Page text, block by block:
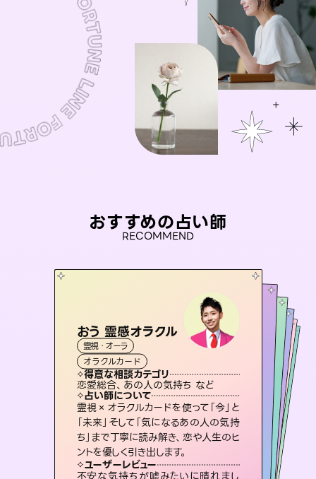
おすすめの占い師
RECOMMEND
おう 霊感オラクル
霊視・オーラ
オラクルカード
得意な相談カテゴリ
恋愛総合、あの人の気持ち など
占い師について
霊視×オラクルカードを使って「今」と
「未来」そして「気になるあの人の気持
ち」まで丁寧に読み解き、恋や人生のヒ
ントを優しく引き出します。
ユーザーレビュー
不安な気持ちが嘘みたいに晴れまし
アイリス -iris-
西洋占星術
ルーン
得意な相談カテゴリ
恋愛総合、片想い、二人の未来 など
占い師について
復縁、恋愛、不倫の行方、同性愛や片
思い、仕事関係や借金問題まで知りた
いことや心の負担になっていることを
紐解き、背中をそっと押して導きます。
ユーザーレビュー
安心感のあり、言い切ってくれる所や濁
さない鑑定のおかげで、毎回自分の気
セラピスト理恵
霊視・オーラ
スピリチュアル・リーディング
得意な相談カテゴリ
片想い、二人の未来、年の差 など
占い師について
連絡再開、復縁、成就などの報告実績
多数。セラピストとして2万超の施術経
験があるからこそできる鑑定で、より良
い未来をサポートします。
ユーザーレビュー
とても心温まる鑑定でした。しかもこち
らは何も言っていないのに視えていらっ
未来視師＊花
霊視・オーラ
スピリチュアル・リーディング
得意な相談カテゴリ
出逢い、片想い、復縁 など
占い師について
未来には何パターンもの選択肢があります。不安で視えにくくなっているあなたの素敵な未来を見つけ、その未来を選択できるようアドバイスします。
ユーザーレビュー
職場の人の性質や人間関係、本心など
本当によく視えていてびっくり。対策が
スピリチュアル・リーディング
得意な相談カテゴリ
片想い、あの人の気持ち、復縁 など
占い師について
恋愛のお悩みの中でも特に「曖昧な関
係」の相談を得意としており、友達以上
恋人未満なお相手との今後や本音を丁
寧に読み解き恋愛成就へと導きます。
ユーザーレビュー
鑑定していただいてアドバイス通りに行
動すると仲が復活してきました。ありが
霊視・オーラ
スピリチュアル・リーディング
得意な相談カテゴリ
片想い、あの人の気持ち、復縁 など
占い師について
3,700年以上の歴史を持つ東洋最古の
占術「易占」で詳細まで占い、幸せへ向
かう道筋を示します。厳しい結果にも具
体的な対策をお伝えします。
ユーザーレビュー
複雑な背景もしっかり聞いて鑑定して
いただけました。気持ちが楽になりまし